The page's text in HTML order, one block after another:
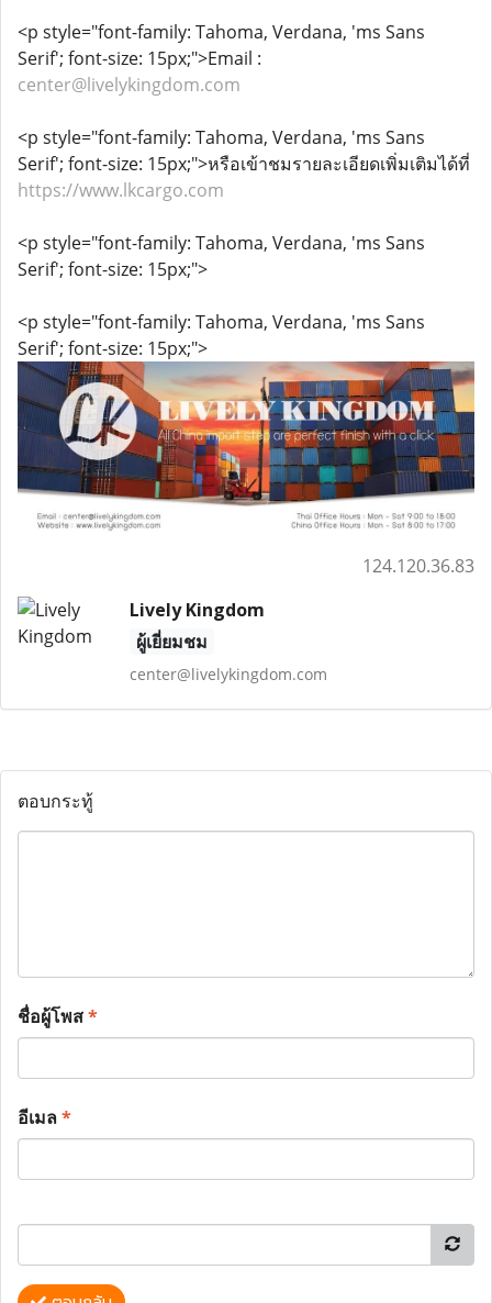
<p style="font-family: Tahoma, Verdana, 'ms Sans
Serif'; font-size: 15px;">Email :
center@livelykingdom.com
<p style="font-family: Tahoma, Verdana, 'ms Sans
Serif'; font-size: 15px;">หรือเข้าชมรายละเอียดเพิ่มเติมได้ที่
https://www.lkcargo.com
<p style="font-family: Tahoma, Verdana, 'ms Sans
Serif'; font-size: 15px;">
<p style="font-family: Tahoma, Verdana, 'ms Sans
Serif'; font-size: 15px;">
124.120.36.83
Lively Kingdom
ผู้เยี่ยมชม
center@livelykingdom.com
ตอบกระทู้
ชื่อผู้โพส*
อีเมล*